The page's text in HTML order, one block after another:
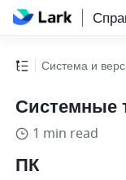
Система и
Системные
1 min read
ПК